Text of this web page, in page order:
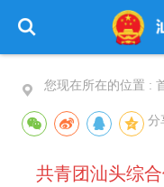
您现在所在的位置 :
分
共青团汕头综